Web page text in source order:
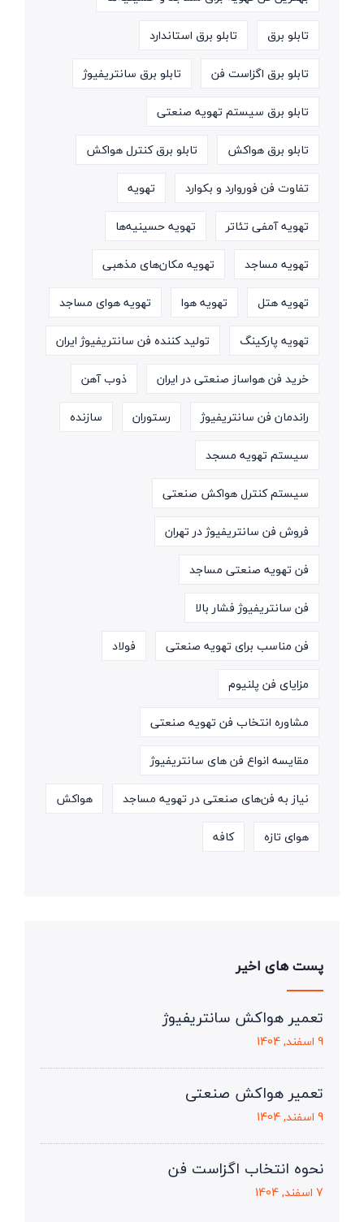
تابلو برق
تابلو برق استاندارد
تابلو برق اگزاست فن
تابلو برق سانتریفیوژ
تابلو برق سیستم تهویه صنعتی
تابلو برق هواکش
تابلو برق کنترل هواکش
تفاوت فن فوروارد و بکوارد
تهویه
تهویه آمفی تئاتر
تهویه حسینیه‌ها
تهویه مساجد
تهویه مکان‌های مذهبی
تهویه هتل
تهویه هوا
تهویه هوای مساجد
تهویه پارکینگ
تولید کننده فن سانتریفیوژ ایران
خرید فن هواساز صنعتی در ایران
ذوب آهن
راندمان فن سانتریفیوژ
رستوران
سازنده
سیستم تهویه مسجد
سیستم کنترل هواکش صنعتی
فروش فن سانتریفیوژ در تهران
فن تهویه صنعتی مساجد
فن سانتریفیوژ فشار بالا
فن مناسب برای تهویه صنعتی
فولاد
مزایای فن پلنیوم
مشاوره انتخاب فن تهویه صنعتی
مقایسه انواع فن های سانتریفیوژ
نیاز به فن‌های صنعتی در تهویه مساجد
هواکش
هوای تازه
کافه
پست های اخیر
تعمیر هواکش سانتریفیوژ
9 اسفند, 1404
تعمیر هواکش صنعتی
9 اسفند, 1404
نحوه انتخاب اگزاست فن
7 اسفند, 1404